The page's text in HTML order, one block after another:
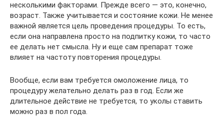
несколькими факторами. Прежде всего — это, конечно,
возраст. Также учитывается и состояние кожи. Не менее
важной является цель проведения процедуры. То есть,
если она направлена просто на подпитку кожи, то часто
ее делать нет смысла. Ну и еще сам препарат тоже
влияет на частоту повторения процедуры.
Вообще, если вам требуется омоложение лица, то
процедуру желательно делать раз в год. Если же
длительное действие не требуется, то уколы ставить
можно раз в пол года.